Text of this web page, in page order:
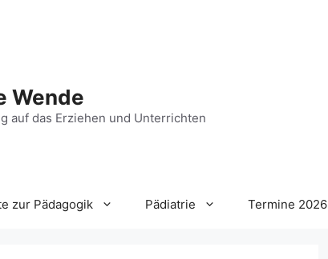
Wende
auf das Erziehen und Unterrichten
zur Pädagogik Pädiatrie Termine 2026